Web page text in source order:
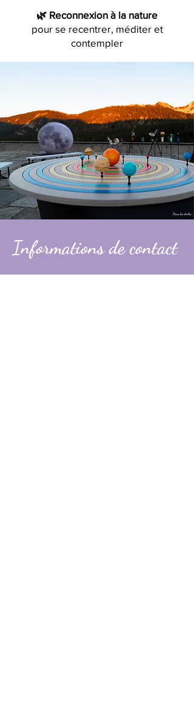
🌿 Reconnexion à la nature
pour se recentrer, méditer et
contempler
Informations de contact